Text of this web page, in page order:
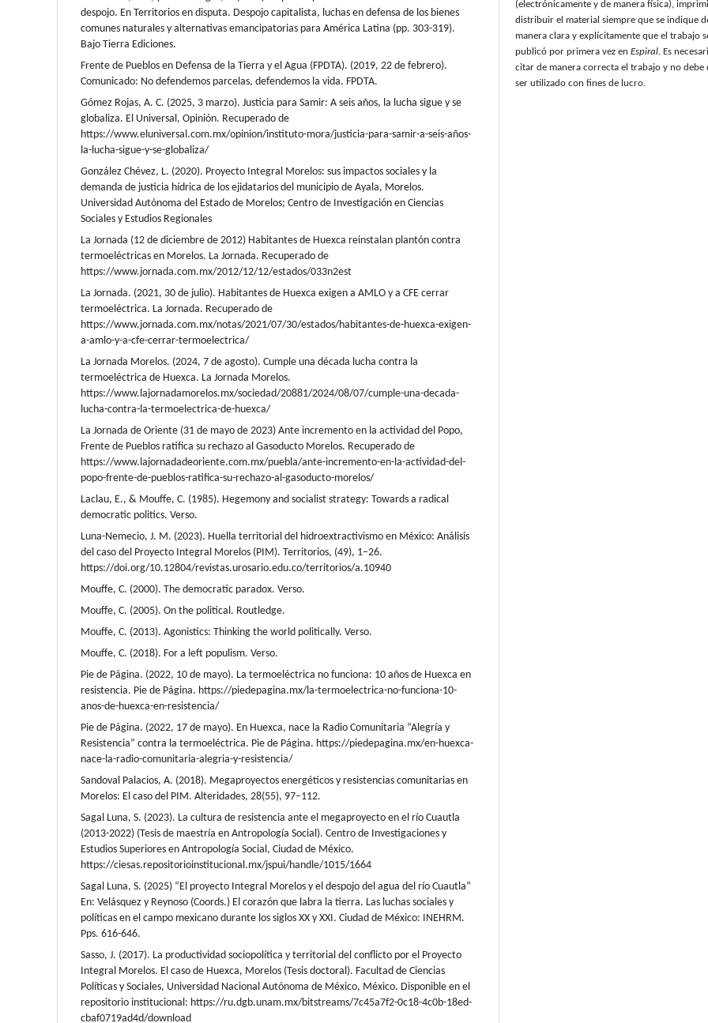
despojo. En Territorios en disputa. Despojo capitalista, luchas en defensa de los bienes
comunes naturales y alternativas emancipatorias para América Latina (pp. 303-319).
Bajo Tierra Ediciones.
Frente de Pueblos en Defensa de la Tierra y el Agua (FPDTA). (2019, 22 de febrero).
Comunicado: No defendemos parcelas, defendemos la vida. FPDTA.
Gómez Rojas, A. C. (2025, 3 marzo). Justicia para Samir: A seis años, la lucha sigue y se
globaliza. El Universal, Opinión. Recuperado de
https://www.eluniversal.com.mx/opinion/instituto-mora/justicia-para-samir-a-seis-años-
la-lucha-sigue-y-se-globaliza/
González Chévez, L. (2020). Proyecto Integral Morelos: sus impactos sociales y la
demanda de justicia hídrica de los ejidatarios del municipio de Ayala, Morelos.
Universidad Autónoma del Estado de Morelos; Centro de Investigación en Ciencias
Sociales y Estudios Regionales
La Jornada (12 de diciembre de 2012) Habitantes de Huexca reinstalan plantón contra
termoeléctricas en Morelos. La Jornada. Recuperado de
https://www.jornada.com.mx/2012/12/12/estados/033n2est
La Jornada. (2021, 30 de julio). Habitantes de Huexca exigen a AMLO y a CFE cerrar
termoeléctrica. La Jornada. Recuperado de
https://www.jornada.com.mx/notas/2021/07/30/estados/habitantes-de-huexca-exigen-
a-amlo-y-a-cfe-cerrar-termoelectrica/
La Jornada Morelos. (2024, 7 de agosto). Cumple una década lucha contra la
termoeléctrica de Huexca. La Jornada Morelos.
https://www.lajornadamorelos.mx/sociedad/20881/2024/08/07/cumple-una-decada-
lucha-contra-la-termoelectrica-de-huexca/
La Jornada de Oriente (31 de mayo de 2023) Ante incremento en la actividad del Popo,
Frente de Pueblos ratifica su rechazo al Gasoducto Morelos. Recuperado de
https://www.lajornadadeoriente.com.mx/puebla/ante-incremento-en-la-actividad-del-
popo-frente-de-pueblos-ratifica-su-rechazo-al-gasoducto-morelos/
Laclau, E., & Mouffe, C. (1985). Hegemony and socialist strategy: Towards a radical
democratic politics. Verso.
Luna-Nemecio, J. M. (2023). Huella territorial del hidroextractivismo en México: Análisis
del caso del Proyecto Integral Morelos (PIM). Territorios, (49), 1–26.
https://doi.org/10.12804/revistas.urosario.edu.co/territorios/a.10940
Mouffe, C. (2000). The democratic paradox. Verso.
Mouffe, C. (2005). On the political. Routledge.
Mouffe, C. (2013). Agonistics: Thinking the world politically. Verso.
Mouffe, C. (2018). For a left populism. Verso.
Pie de Página. (2022, 10 de mayo). La termoeléctrica no funciona: 10 años de Huexca en
resistencia. Pie de Página. https://piedepagina.mx/la-termoelectrica-no-funciona-10-
anos-de-huexca-en-resistencia/
Pie de Página. (2022, 17 de mayo). En Huexca, nace la Radio Comunitaria “Alegría y
Resistencia” contra la termoeléctrica. Pie de Página. https://piedepagina.mx/en-huexca-
nace-la-radio-comunitaria-alegria-y-resistencia/
Sandoval Palacios, A. (2018). Megaproyectos energéticos y resistencias comunitarias en
Morelos: El caso del PIM. Alteridades, 28(55), 97–112.
Sagal Luna, S. (2023). La cultura de resistencia ante el megaproyecto en el río Cuautla
(2013-2022) (Tesis de maestría en Antropología Social). Centro de Investigaciones y
Estudios Superiores en Antropología Social, Ciudad de México.
https://ciesas.repositorioinstitucional.mx/jspui/handle/1015/1664
Sagal Luna, S. (2025) “El proyecto Integral Morelos y el despojo del agua del río Cuautla”
En: Velásquez y Reynoso (Coords.) El corazón que labra la tierra. Las luchas sociales y
políticas en el campo mexicano durante los siglos XX y XXI. Ciudad de México: INEHRM.
Pps. 616-646.
Sasso, J. (2017). La productividad sociopolítica y territorial del conflicto por el Proyecto
Integral Morelos. El caso de Huexca, Morelos (Tesis doctoral). Facultad de Ciencias
Políticas y Sociales, Universidad Nacional Autónoma de México, México. Disponible en el
repositorio institucional: https://ru.dgb.unam.mx/bitstreams/7c45a7f2-0c18-4c0b-18ed-
cbaf0719ad4d/download
(electrónicamente y de manera física),
distribuir el material siempre que se indique
manera clara y explícitamente que el trabajo
publicó por primera vez enEspiral. Es
citar de manera correcta el trabajo y no debe
ser utilizado con fines de lucro.